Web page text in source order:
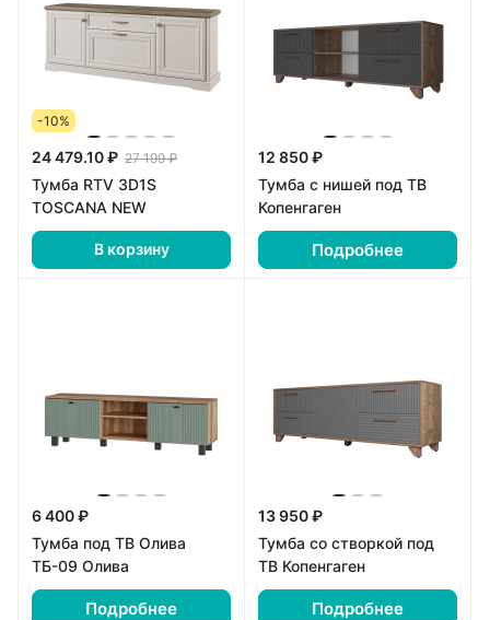
-10%
24 479.10 ₽ 27 199 ₽
Тумба RTV 3D1S
TOSCANA NEW
В корзину
12 850 ₽
Тумба с нишей под ТВ
Копенгаген
Подробнее
6 400 ₽
Тумба под ТВ Олива
ТБ-09 Олива
Подробнее
13 950 ₽
Тумба со створкой под
ТВ Копенгаген
Подробнее